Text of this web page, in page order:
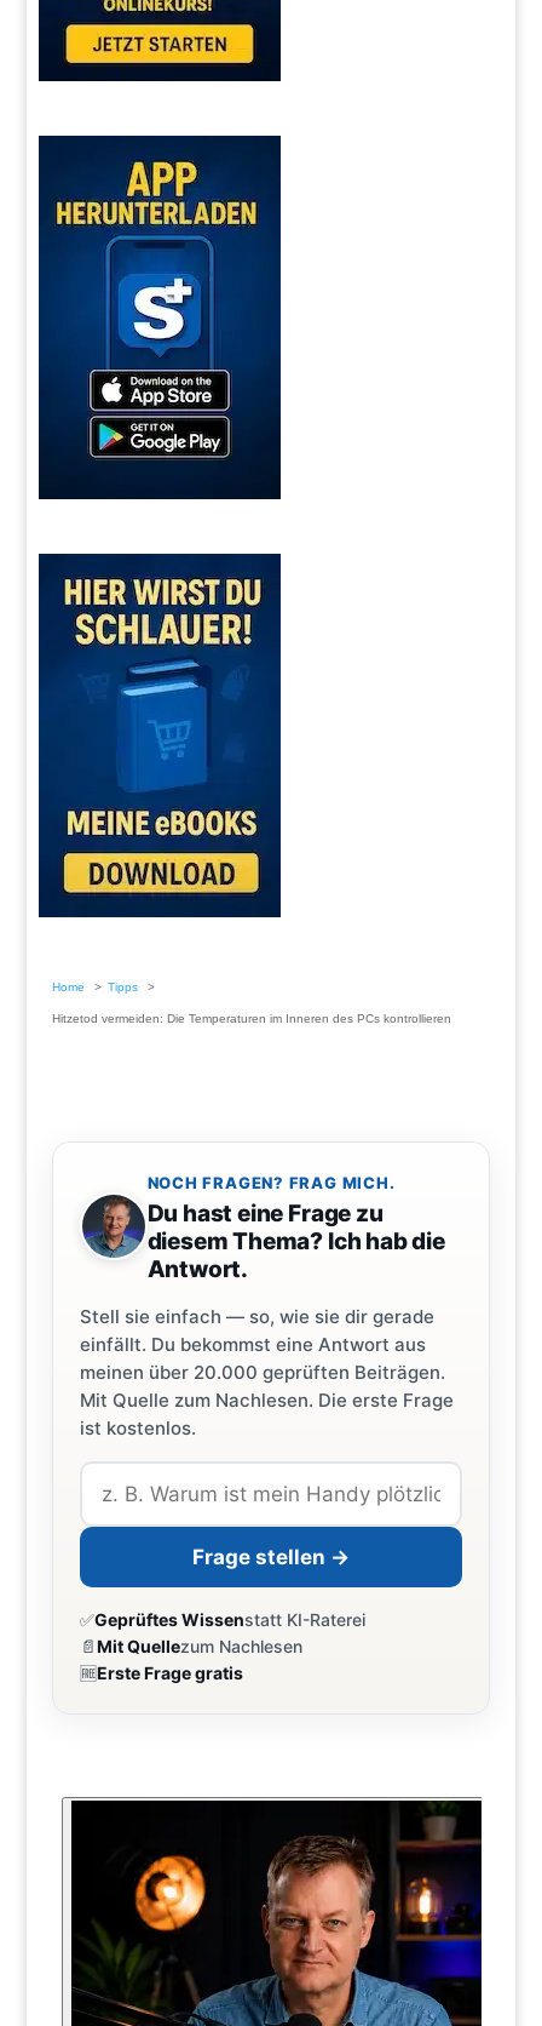
Home Tipps
Hitzetod vermeiden: Die Temperaturen im Inneren des PCs kontrollieren
NOCH FRAGEN? FRAG MICH.
Du hast eine Frage zu
diesem Thema? Ich hab die
Antwort.
Stell sie einfach — so, wie sie dir gerade
einfällt. Du bekommst eine Antwort aus
meinen über 20.000 geprüften Beiträgen.
Mit Quelle zum Nachlesen. Die erste Frage
ist kostenlos.
Frage stellen →
✅Geprüftes Wissenstatt KI-Raterei
📄Mit Quellezum Nachlesen
🆓Erste Frage gratis